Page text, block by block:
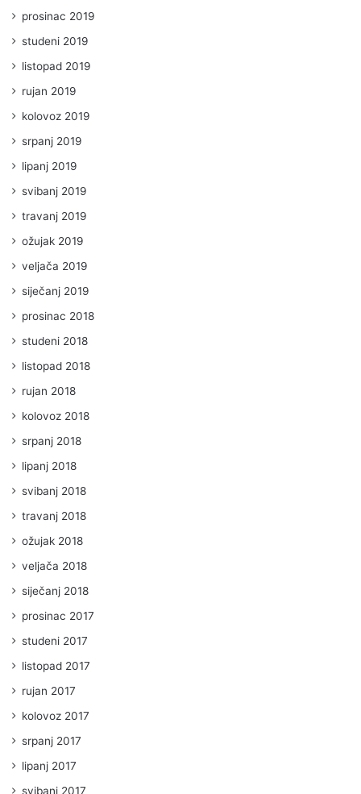
prosinac 2019
studeni 2019
listopad 2019
rujan 2019
kolovoz 2019
srpanj 2019
lipanj 2019
svibanj 2019
travanj 2019
ožujak 2019
veljača 2019
siječanj 2019
prosinac 2018
studeni 2018
listopad 2018
rujan 2018
kolovoz 2018
srpanj 2018
lipanj 2018
svibanj 2018
travanj 2018
ožujak 2018
veljača 2018
siječanj 2018
prosinac 2017
studeni 2017
listopad 2017
rujan 2017
kolovoz 2017
srpanj 2017
lipanj 2017
svibanj 2017